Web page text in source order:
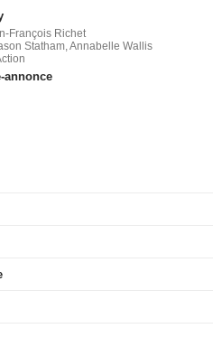
François Richet
Statham, Annabelle Wallis
annonce